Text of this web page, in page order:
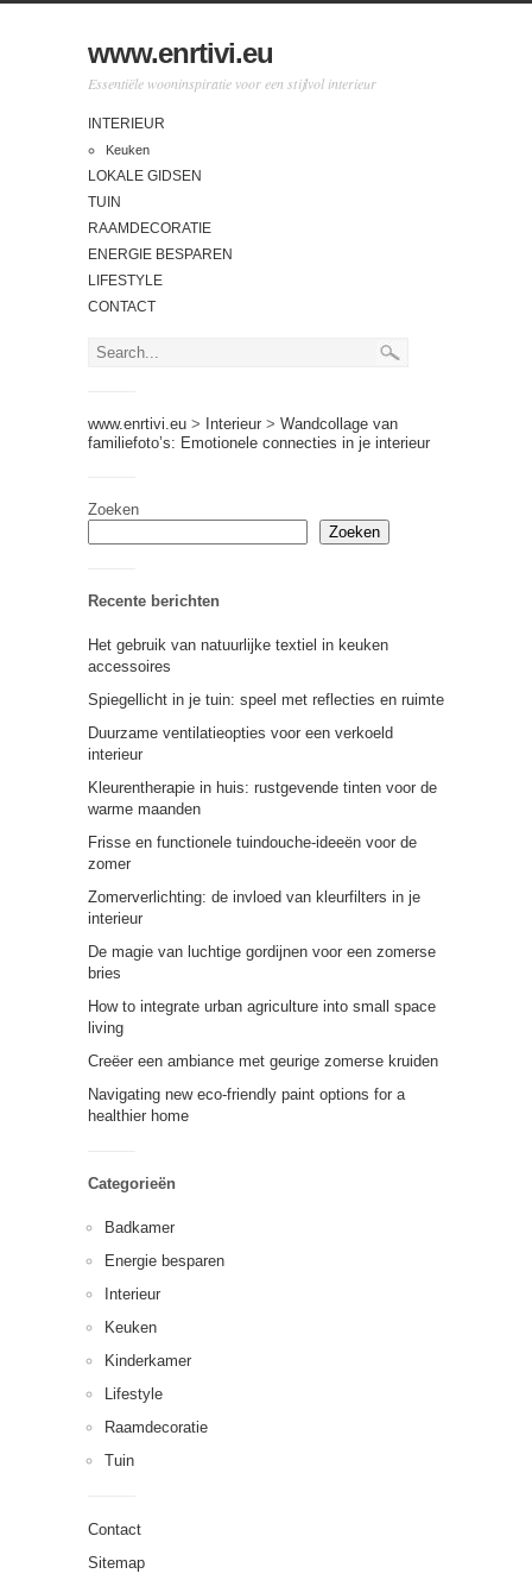
www.enrtivi.eu
Essentiële wooninspiratie voor een stijlvol interieur
INTERIEUR
Keuken
LOKALE GIDSEN
TUIN
RAAMDECORATIE
ENERGIE BESPAREN
LIFESTYLE
CONTACT
www.enrtivi.eu > Interieur > Wandcollage van
familiefoto’s: Emotionele connecties in je interieur
Zoeken
Zoeken
Recente berichten
Het gebruik van natuurlijke textiel in keuken
accessoires
Spiegellicht in je tuin: speel met reflecties en ruimte
Duurzame ventilatieopties voor een verkoeld
interieur
Kleurentherapie in huis: rustgevende tinten voor de
warme maanden
Frisse en functionele tuindouche-ideeën voor de
zomer
Zomerverlichting: de invloed van kleurfilters in je
interieur
De magie van luchtige gordijnen voor een zomerse
bries
How to integrate urban agriculture into small space
living
Creëer een ambiance met geurige zomerse kruiden
Navigating new eco-friendly paint options for a
healthier home
Categorieën
Badkamer
Energie besparen
Interieur
Keuken
Kinderkamer
Lifestyle
Raamdecoratie
Tuin
Contact
Sitemap